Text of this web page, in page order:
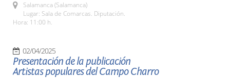
Salamanca (Salamanca)
Lugar: Sala de Comarcas. Diputación.
Hora: 11:00 h.
02/04/2025
Presentación de la publicación
Artistas populares del Campo Charro